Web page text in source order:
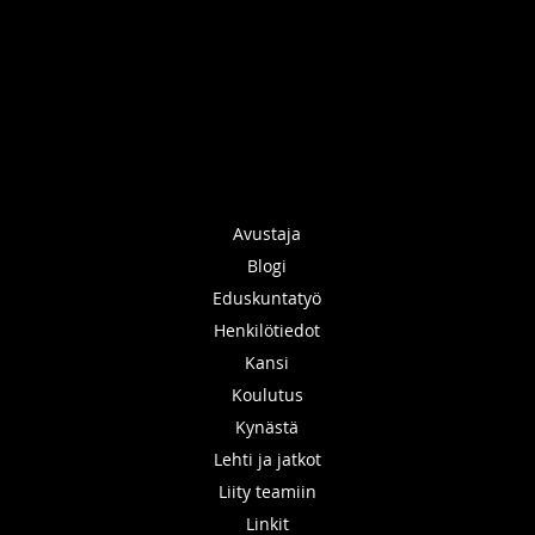
Avustaja
Blogi
Eduskuntatyö
Henkilötiedot
Kansi
Koulutus
Kynästä
Lehti ja jatkot
Liity teamiin
Linkit